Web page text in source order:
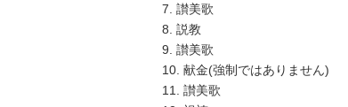
7. 讃美歌
8. 説教
9. 讃美歌
10. 献金(強制ではありません)
11. 讃美歌